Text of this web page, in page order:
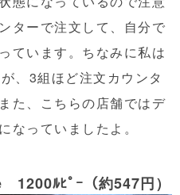
ターで注文して、自分で
ています。ちなみに私は
、3組ほど注文カウンタ
た、こちらの店舗ではデ
なっていましたよ。
ﾙﾋﾟｰ（約547円）